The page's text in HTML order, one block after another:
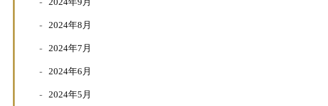
2024年8月
2024年7月
2024年6月
2024年5月